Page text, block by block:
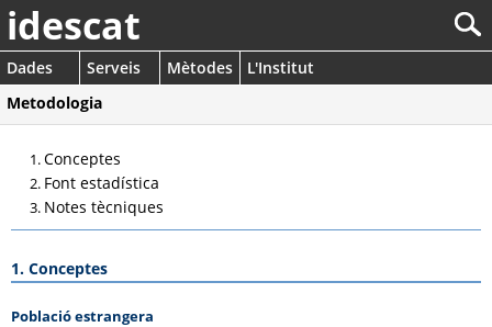
idescat
Dades Serveis Mètodes
L'Institut
Metodologia
Conceptes
Font estadística
Notes tècniques
1. Conceptes
Població estrangera